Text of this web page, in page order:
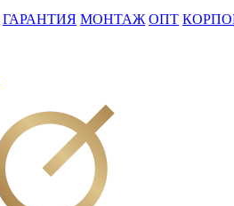
ГАРАНТИЯ МОНТАЖ ОПТ